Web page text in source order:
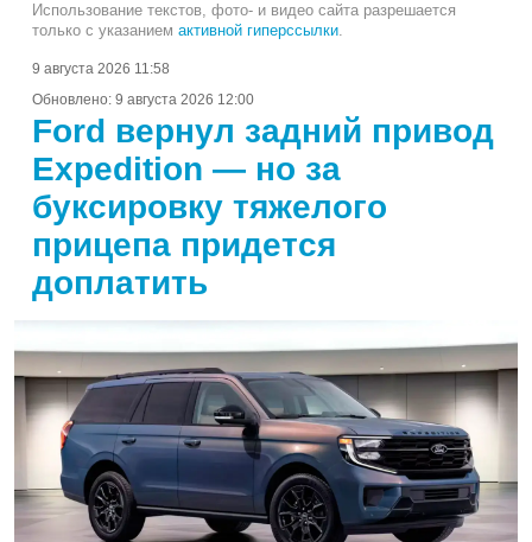
Использование текстов, фото- и видео сайта разрешается
только с указанием активной гиперссылки.
9 августа 2026 11:58
Обновлено: 9 августа 2026 12:00
Ford вернул задний привод
Expedition — но за
буксировку тяжелого
прицепа придется
доплатить